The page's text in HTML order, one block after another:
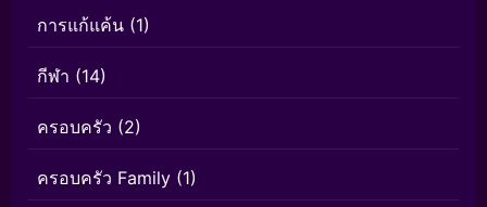
การแก้แค้น (1)
กีฬา (14)
ครอบครัว (2)
ครอบครัว Family (1)